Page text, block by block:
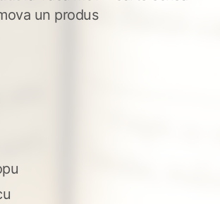
un produs